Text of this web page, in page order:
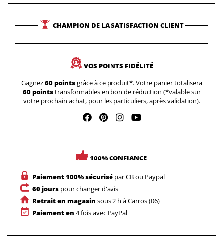
CHAMPION DE LA SATISFACTION CLIENT
VOS POINTS FIDÉLITÉ
Gagnez60 pointsgrâce à ce produit*. Votre panier totalisera
60 pointstransformables en bon de réduction (*valable sur
votre prochain achat, pour les particuliers, après validation).
100% CONFIANCE
Paiement 100% sécurisé par CB ou Paypal
60 jours pour changer d'avis
Retrait en magasin sous 2 h à Carros (06)
Paiement en 4 fois avec PayPal